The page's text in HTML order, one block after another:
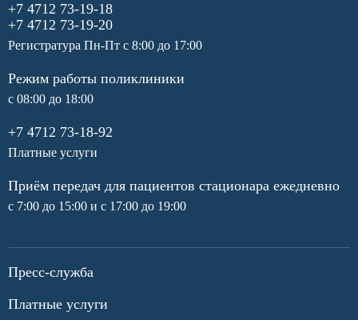
+7 4712 73-19-18
+7 4712 73-19-20
Регистратура Пн-Пт с 8:00 до 17:00
Режим работы поликлиники
с 08:00 до 18:00
+7 4712 73-18-92
Платные услуги
Приём передач для пациентов стационара ежедневно
с 7:00 до 15:00 и с 17:00 до 19:00
Пресс-служба
Платные услуги